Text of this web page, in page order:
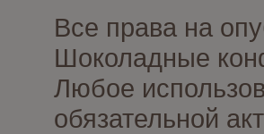
Все права на
Шоколадные
Любое
обязательной